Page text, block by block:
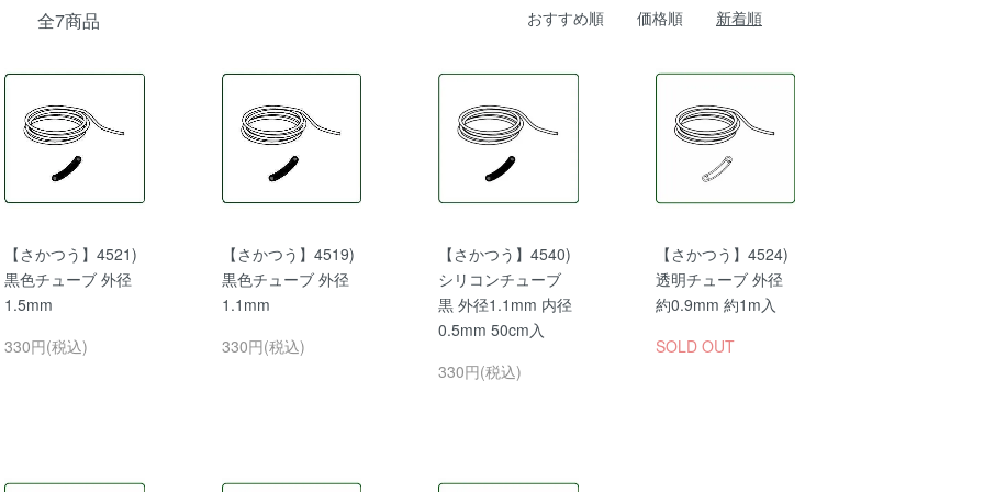
全7商品 おすすめ順 価格順 新着順
【さかつう】4521)
黒色チューブ 外径
1.5mm
330円(税込)
【さかつう】4519)
黒色チューブ 外径
1.1mm
330円(税込)
【さかつう】4540)
シリコンチューブ
黒 外径1.1mm 内径
0.5mm 50cm入
330円(税込)
【さかつう】4524)
透明チューブ 外径
約0.9mm 約1m入
SOLD OUT